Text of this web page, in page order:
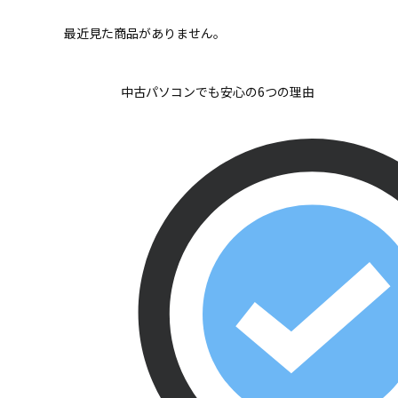
最近見た商品がありません。
中古パソコンでも安心の6つの理由